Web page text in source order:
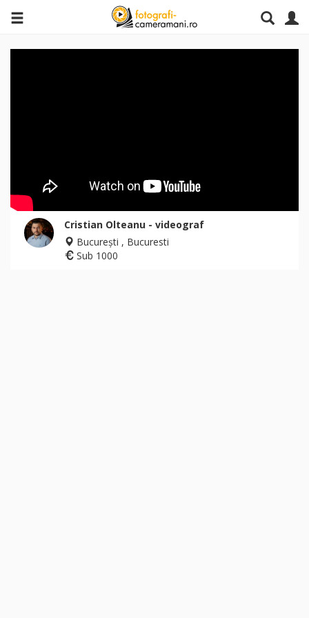
Cristian Olteanu - videograf
București , Bucuresti
Sub 1000